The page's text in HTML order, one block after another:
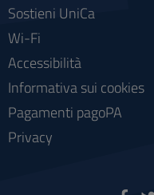
Sostieni UniCa
Wi-Fi
Accessibilità
Informativa sui cookies
Pagamenti pagoPA
Privacy